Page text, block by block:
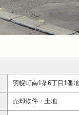
羽幌町南1条6丁目1番
売却物件・土地